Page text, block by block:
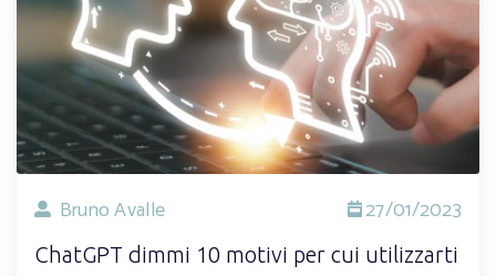
Bruno Avalle 27/01/2023
ChatGPT dimmi 10 motivi per cui utilizzarti